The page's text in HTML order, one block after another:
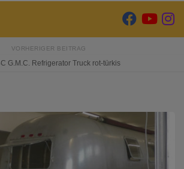
VORHERIGER BEITRAG
G.M.C. Refrigerator Truck rot-türkis